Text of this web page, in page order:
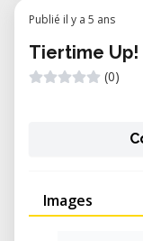
Publié il y a 5 ans
Tiertime Up!
(0)
Images